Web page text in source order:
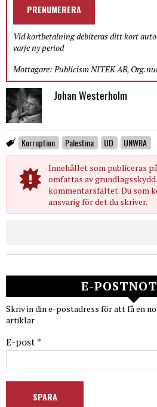
PRENUMERERA
Vid kortbetalning debiteras ditt kort
varje ny period
Mottagare: Publicism NITEK AB,
Johan Westerholm
Korruption Palestina UD UNWRA
Innehållet som publiceras
omfattas av
kommentarsfältet. Du som
ansvarig för det du skriver.
E-
Skriv in din e-postadress för att få en
artiklar
E-post *